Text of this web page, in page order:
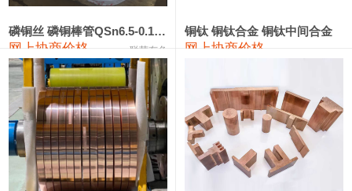
金属硅553#-331# 10,000 0
漆包线 111,610—115,610 113,610
磷铜合金 110,400—117,200 113,800 1,050
无氧铜丝(硬) 109,350—109,650 109,500
R410A专用紫铜管 113,340—113,340
磷铜丝 磷铜棒管QSn6.5-0.1 7-0.2 8-0.3
网上协商价格 联荣有色
铜钛 铜钛合金 铜钛中间合金
网上协商价格